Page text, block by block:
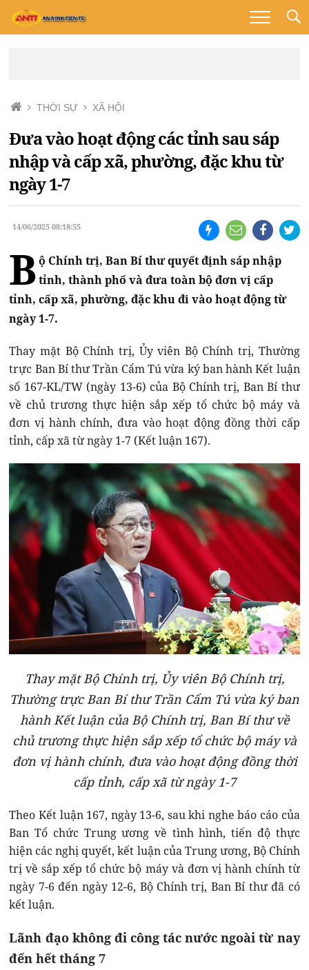
THỜI SỰ XÃ HỘI
Đưa vào hoạt động các tỉnh sau sáp
nhập và cấp xã, phường, đặc khu từ
ngày 1-7
14/06/2025 08:18:55
B ộ Chính trị, Ban Bí thư quyết định sáp nhập
tỉnh, thành phố và đưa toàn bộ đơn vị cấp
tỉnh, cấp xã, phường, đặc khu đi vào hoạt động từ
ngày 1-7.
Thay mặt Bộ Chính trị, Ủy viên Bộ Chính trị, Thường
trực Ban Bí thư Trần Cẩm Tú vừa ký ban hành Kết luận
số 167-KL/TW (ngày 13-6) của Bộ Chính trị, Ban Bí thư
về chủ trương thực hiện sắp xếp tổ chức bộ máy và
đơn vị hành chính, đưa vào hoạt động đồng thời cấp
tỉnh, cấp xã từ ngày 1-7 (Kết luận 167).
Thay mặt Bộ Chính trị, Ủy viên Bộ Chính trị,
Thường trực Ban Bí thư Trần Cẩm Tú vừa ký ban
hành Kết luận của Bộ Chính trị, Ban Bí thư về
chủ trương thực hiện sắp xếp tổ chức bộ máy và
đơn vị hành chính, đưa vào hoạt động đồng thời
cấp tỉnh, cấp xã từ ngày 1-7
Theo Kết luận 167, ngày 13-6, sau khi nghe báo cáo của
Ban Tổ chức Trung ương về tình hình, tiến độ thực
hiện các nghị quyết, kết luận của Trung ương, Bộ Chính
trị về sắp xếp tổ chức bộ máy và đơn vị hành chính từ
ngày 7-6 đến ngày 12-6, Bộ Chính trị, Ban Bí thư đã có
kết luận.
Lãnh đạo không đi công tác nước ngoài từ nay
đến hết tháng 7